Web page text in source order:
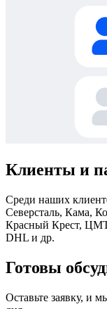
Клиенты и
Среди наших
Северсталь, Кама,
Красный Крест, ЦМТ,
DHL и др.
Готовы
Оставьте заявку, и